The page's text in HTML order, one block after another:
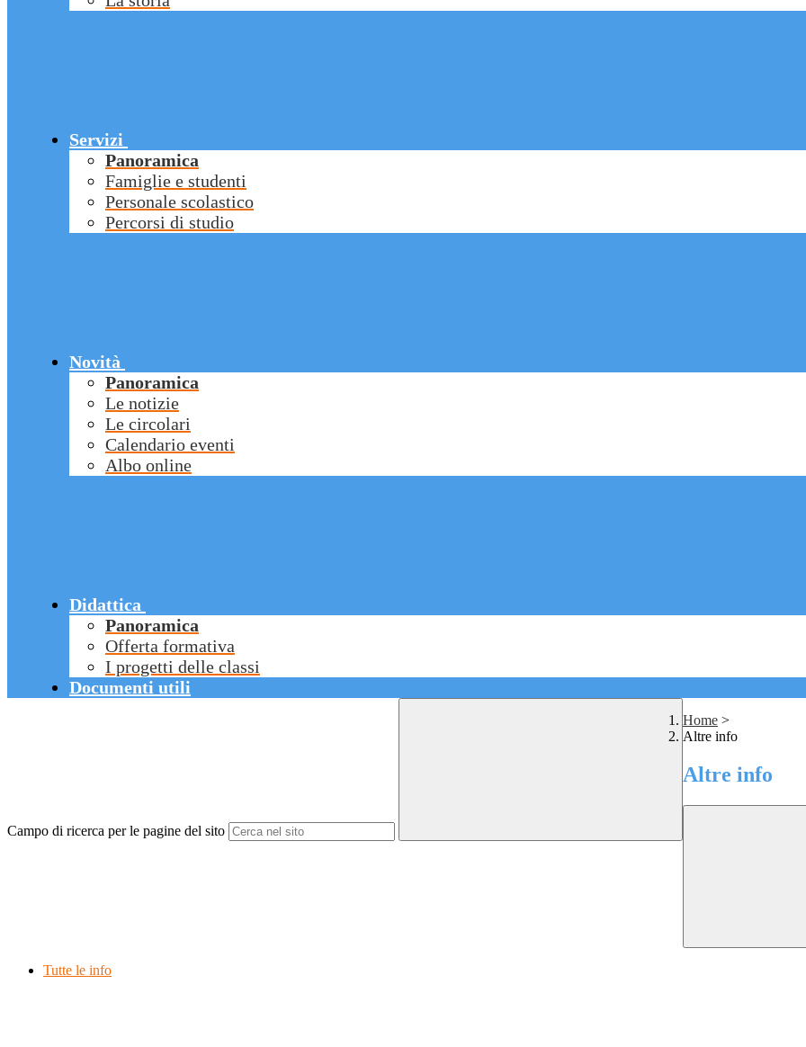
Servizi
Panoramica
Famiglie e studenti
Personale scolastico
Percorsi di studio
Novità
Panoramica
Le notizie
Le circolari
Calendario eventi
Albo online
Didattica
Panoramica
Offerta formativa
I progetti delle classi
Documenti utili
Campo di ricerca per le pagine del sito
Home >
Altre info
Altre info
Tutte le info